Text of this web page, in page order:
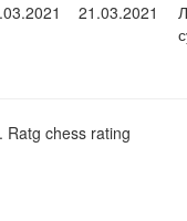
21.03.2021
chess rating